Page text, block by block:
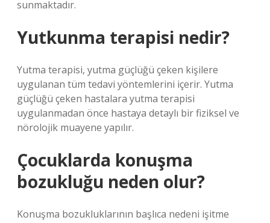
sunmaktadır.
Yutkunma terapisi nedir?
Yutma terapisi, yutma güçlüğü çeken kişilere
uygulanan tüm tedavi yöntemlerini içerir. Yutma
güçlüğü çeken hastalara yutma terapisi
uygulanmadan önce hastaya detaylı bir fiziksel ve
nörolojik muayene yapılır.
Çocuklarda konuşma
bozukluğu neden olur?
Konuşma bozukluklarının başlıca nedeni işitme